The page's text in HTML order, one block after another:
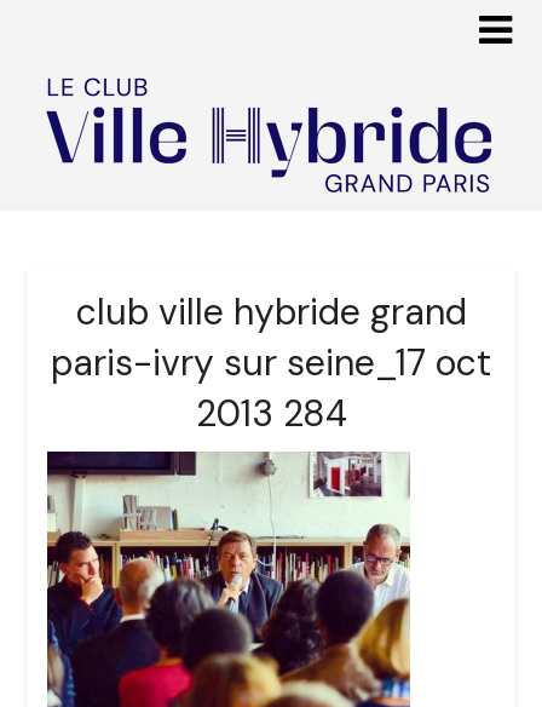
club ville hybride grand
paris-ivry sur seine_17 oct
2013 284